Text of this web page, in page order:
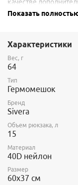
качестве
защиты наиболее
внешнее
уровня
Показать
Характеристики
Вес, г
64
Тип
Гермомешок
Бренд
Sivera
Объем рюкзака, л
15
Материал
40D нейлон
Размер
60х37 см